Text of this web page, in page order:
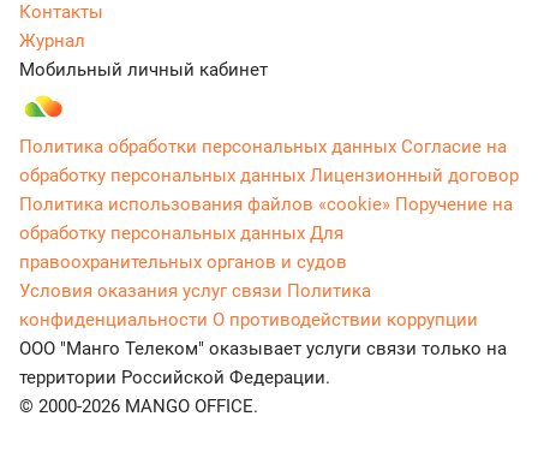
Контакты
Журнал
Мобильный личный кабинет
Политика обработки персональных данных Согласие на
обработку персональных данных Лицензионный договор
Политика использования файлов «cookie» Поручение на
обработку персональных данных Для
правоохранительных органов и судов
Условия оказания услуг связи Политика
конфиденциальности О противодействии коррупции
ООО "Манго Телеком" оказывает услуги связи только на
территории Российской Федерации.
© 2000-2026 MANGO OFFICE.